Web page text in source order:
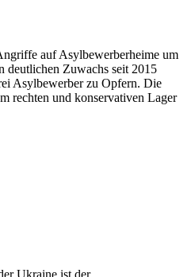
auf Asylbewerberheime um
deutlichen Zuwachs seit 2015
Asylbewerber zu Opfern. Die
rechten und konservativen Lager
Ukraine ist der